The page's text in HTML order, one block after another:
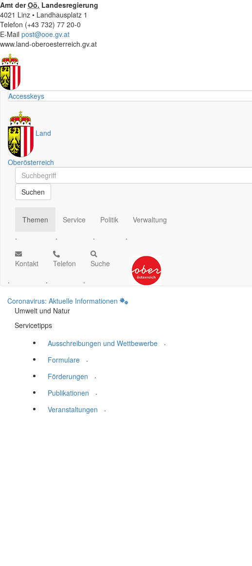
Amt derOö. Landesregierung
4021 Linz • Landhausplatz 1
Telefon (+43 732) 77 20-0
E-Mail post@ooe.gv.at
www.land-oberoesterreich.gv.at
Accesskeys
Land
Oberösterreich
Schnellsuche
Schnellsuche
Suchen
Themen
.
Service
.
Politik
.
Verwaltung
.
Kontakt
.
Telefon
.
Suche
.
Coronavirus: Aktuelle Informationen
Umwelt und Natur
Servicetipps
Ausschreibungen und Wettbewerbe
.
Formulare
.
Förderungen
.
Publikationen
.
Veranstaltungen
.